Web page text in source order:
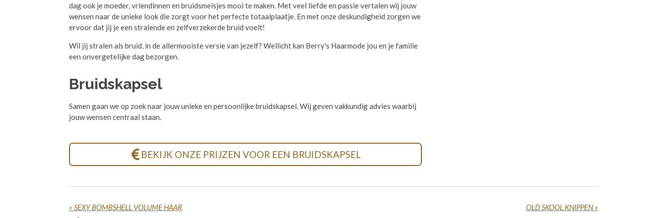
dag ook je moeder, vriendinnen en bruidsmeisjes mooi te maken. Met veel liefde en passie vertalen wij jouw
wensen naar de unieke look die zorgt voor het perfecte totaalplaatje. En met onze deskundigheid zorgen we
ervoor dat jij je een stralende en zelfverzekerde bruid voelt!
Wil jij stralen als bruid, in de allermooiste versie van jezelf? Wellicht kan Berry's Haarmode jou en je familie
een onvergetelijke dag bezorgen.
Bruidskapsel
Samen gaan we op zoek naar jouw unieke en persoonlijke bruidskapsel. Wij geven vakkundig advies waarbij
jouw wensen centraal staan.
BEKIJK ONZE PRIJZEN VOOR EEN BRUIDSKAPSEL
« SEXY BOMBSHELL VOLUME HAAR OLD SKOOL KNIPPEN »